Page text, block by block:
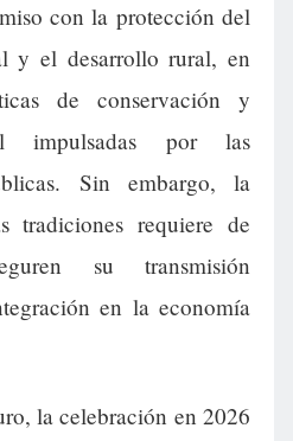
con la protección del
y el desarrollo rural, en
de conservación y
impulsadas por las
Sin embargo, la
tradiciones requiere de
su transmisión
en la economía
la celebración en 2026